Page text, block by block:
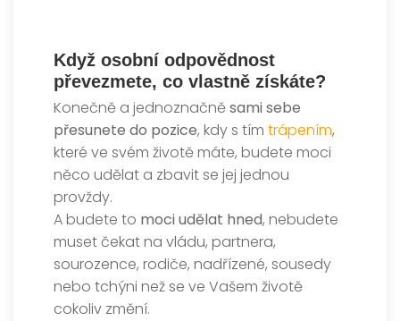
Když osobní odpovědnost
převezmete, co vlastně získáte?
Konečně a jednoznačněsami sebe
přesunete do pozice, kdy s tím trápením,
které ve svém životě máte, budete moci
něco udělat a zbavit se jej jednou
provždy.
A budete to moci udělat hned, nebudete
muset čekat na vládu, partnera,
sourozence, rodiče, nadřízené, sousedy
nebo tchýni než se ve Vašem životě
cokoliv změní.